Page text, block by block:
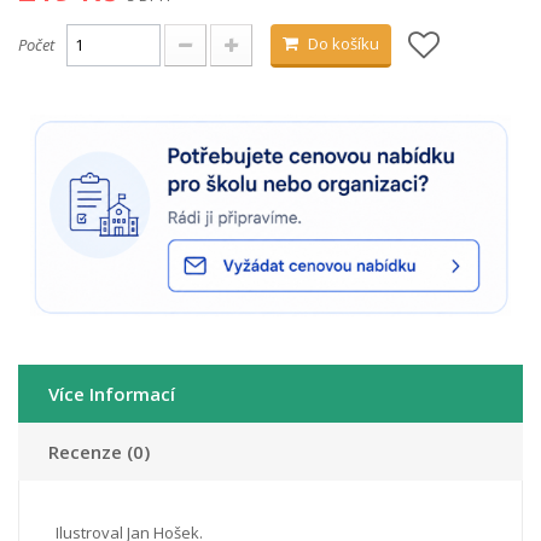
Počet Do košíku
Více Informací
Recenze (0)
Ilustroval Jan Hošek.